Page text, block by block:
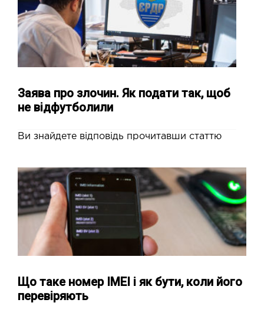
Заява про злочин. Як подати так, щоб
не відфутболили
Ви знайдете відповідь прочитавши статтю
Що таке номер IMEI і як бути, коли його
перевіряють